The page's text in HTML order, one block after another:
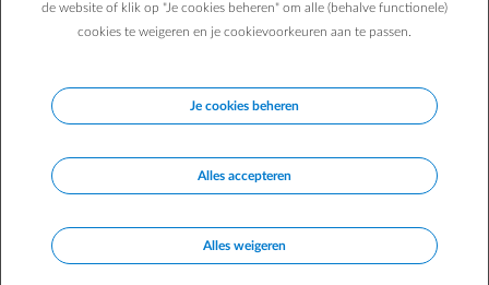
Veelgestelde vragen
app. Hoe komt het en waar komt dat verbruik vandaan?
houden?
de website of klik op "Je cookies beheren" om alle (behalve functionele)
cookies te weigeren en je cookievoorkeuren aan te passen.
Je cookies beheren
Alles accepteren
Alles weigeren